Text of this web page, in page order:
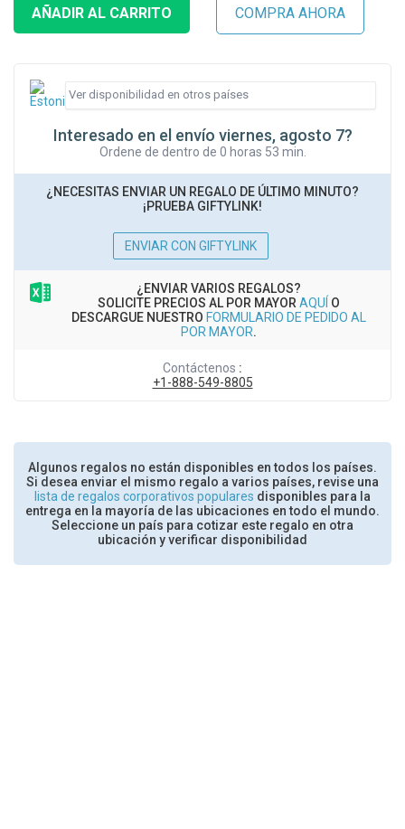
Interesado en el envío viernes, agosto 7?
Ordene de dentro de 0 horas 53 min.
¿NECESITAS ENVIAR UN REGALO DE ÚLTIMO MINUTO?
¡PRUEBA GIFTYLINK!
ENVIAR CON GIFTYLINK
¿ENVIAR VARIOS REGALOS?
SOLICITE PRECIOS AL POR MAYOR AQUÍ O
DESCARGUE NUESTRO FORMULARIO DE PEDIDO AL
POR MAYOR.
Contáctenos :
+1-888-549-8805
Algunos regalos no están disponibles en todos los países.
Si desea enviar el mismo regalo a varios países, revise una
lista de regalos corporativos populares disponibles para la
entrega en la mayoría de las ubicaciones en todo el mundo.
Seleccione un país para cotizar este regalo en otra
ubicación y verificar disponibilidad